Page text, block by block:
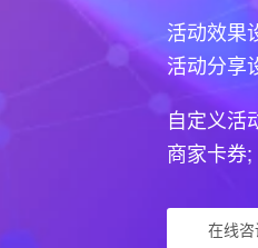
活动效果
活动分享
自定义活
商家卡券;
在线